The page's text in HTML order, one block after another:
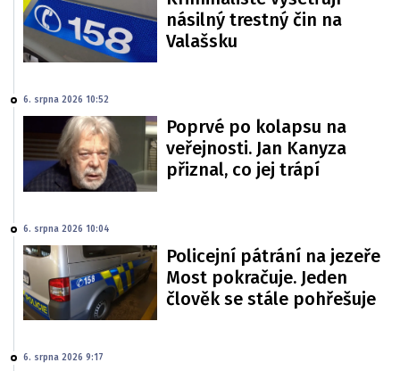
násilný trestný čin na
Valašsku
6. srpna 2026 10:52
Poprvé po kolapsu na
veřejnosti. Jan Kanyza
přiznal, co jej trápí
6. srpna 2026 10:04
Policejní pátrání na jezeře
Most pokračuje. Jeden
člověk se stále pohřešuje
6. srpna 2026 9:17